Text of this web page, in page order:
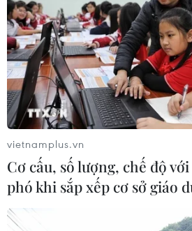
vietnamplus.vn
Cơ cấu, số lượng, chế độ
phó khi sắp xếp cơ sở giáo